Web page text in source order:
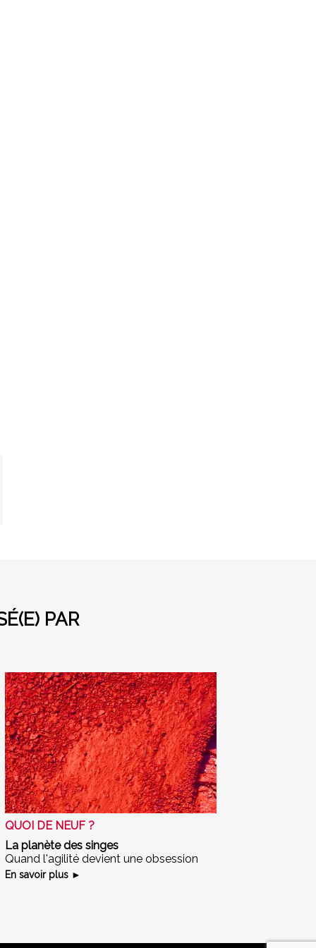
PAR
QUOI DE NEUF ?
La planète des singes
Quand l'agilité devient une obsession
En savoir plus ►